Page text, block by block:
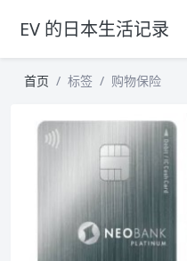
EV 的日本生活记录
首页 标签 购物保险